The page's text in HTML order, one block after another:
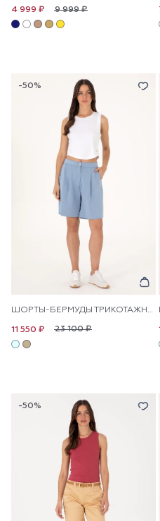
9 999 ₽
4 999 ₽
-50%
ШОРТЫ-БЕРМУДЫ ТРИКОТАЖНЫЕ
23 100 ₽
11 550 ₽
-50%